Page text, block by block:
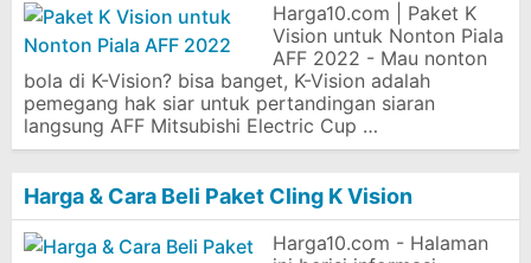
Harga10.com | Paket K
Vision untuk Nonton Piala
AFF 2022 - Mau nonton
bola di K-Vision? bisa banget, K-Vision adalah
pemegang hak siar untuk pertandingan siaran
langsung AFF Mitsubishi Electric Cup …
Harga & Cara Beli Paket Cling K Vision
Harga10.com - Halaman